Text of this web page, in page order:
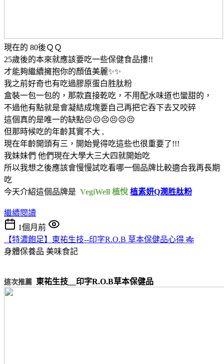
現在的 80後ＱＱ
25歲後的本來就應該要吃一些保健食品摟!!
才能夠繼續擁抱你的顏值美麗✨✨
我之前好奇也有吃過膠原蛋白胜肽粉
盒裝一包一包的，那款直接乾吃，不用配水味道也蠻甜的，
不過他有點就是會凝結成塊要自己再把它吞下去又咬碎
這個真的是唯一的缺點😣😣😣😣😣😣
但那時候吃的年齡其實不大 ,
現在年齡開頭有三，開始覺得吃這些也很重要了!!!
我妹妹們 他們現在大學大三大四就開始吃
所以我想之後應該會慢慢試吃看哪一個品牌比較適合我再長期
吃
今天介紹這個品牌是 VegiWell 植悅 植素妍Q潤胜肽粉
繼續閱讀
1個月前
【特濃飽足】東祐生技--印字R.O.B 草本保健品心得 🎋
身體保養品 美味食記
這次推薦 東祐生技__印字R.O.B草本保健品